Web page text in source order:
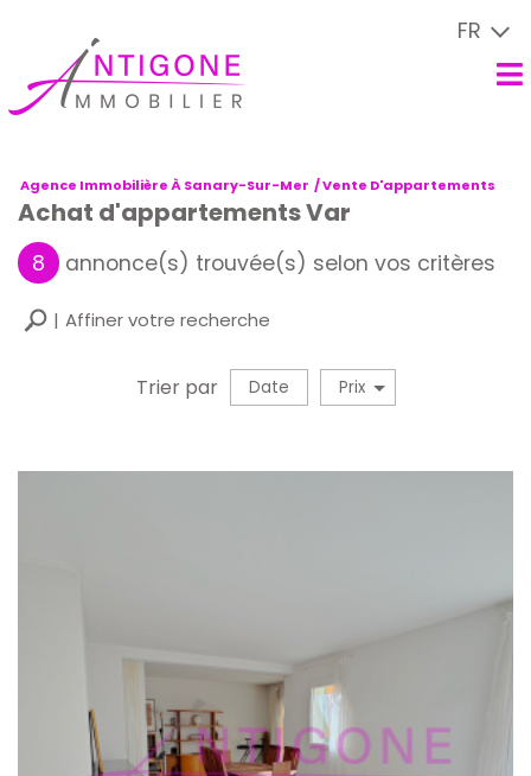
FR
Agence Immobilière À Sanary-Sur-Mer Vente D'appartements
Achat d'appartements Var
8 annonce(s) trouvée(s) selon vos critères
Affiner votre recherche
×Appartement ×Studio
RECHERCHE
+ de critéres
Trier par Date Prix